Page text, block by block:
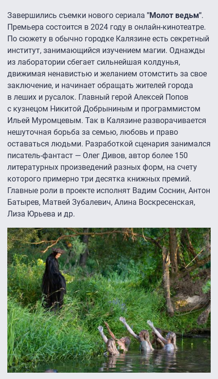
Завершились съемки нового сериала "Молот ведьм".
Премьера состоится в 2024 году в онлайн-кинотеатре.
По сюжету в обычно городке Калязине есть секретный
институт, занимающийся изучением магии. Однажды
из лаборатории сбегает сильнейшая колдунья,
движимая ненавистью и желанием отомстить за свое
заключение, и начинает обращать жителей города
в леших и русалок. Главный герой Алексей Попов
с кузнецом Никитой Добрыниным и программистом
Ильей Муромцевым. Так в Калязине разворачивается
нешуточная борьба за семью, любовь и право
оставаться людьми. Разработкой сценария занимался
писатель-фантаст — Олег Дивов, автор более 150
литературных произведений разных форм, на счету
которого примерно три десятка книжных премий.
Главные роли в проекте исполнят Вадим Соснин, Антон
Батырев, Матвей Зубалевич, Алина Воскресенская,
Лиза Юрьева и др.